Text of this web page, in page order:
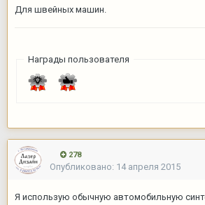
Для швейных машин.
Награды пользователя
278
Опубликовано: 14 апреля 2015
Я использую обычную автомобильную